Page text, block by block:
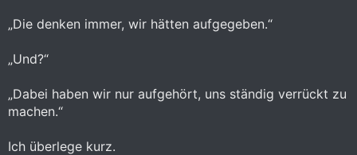
„Die denken immer, wir hätten aufgegeben.“
„Und?“
„Dabei haben wir nur aufgehört, uns ständig verrückt zu
machen.“
Ich überlege kurz.